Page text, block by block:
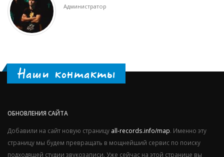
Администратор
Наши контакты
ОБНОВЛЕНИЯ САЙТА
Добавили на сайт новую страницу all-records.info/map. Именно эту
страницу мы будем превращать в мощнейший сервис по поиску
подходящей студии звукозаписи. Уже сейчас на этой странице вы